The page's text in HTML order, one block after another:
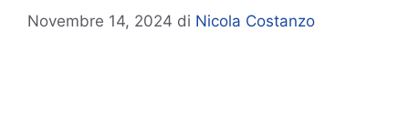
Novembre 14, 2024 di Nicola Costanzo